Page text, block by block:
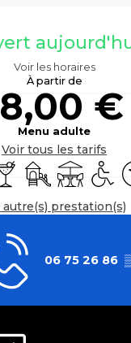
Voir les horaires
À partir de
€
Menu adulte
Voir tous les tarifs
/ Buvette
Jeux pour
Terrasse
autre(s) prestation(s)
06 75 26 86